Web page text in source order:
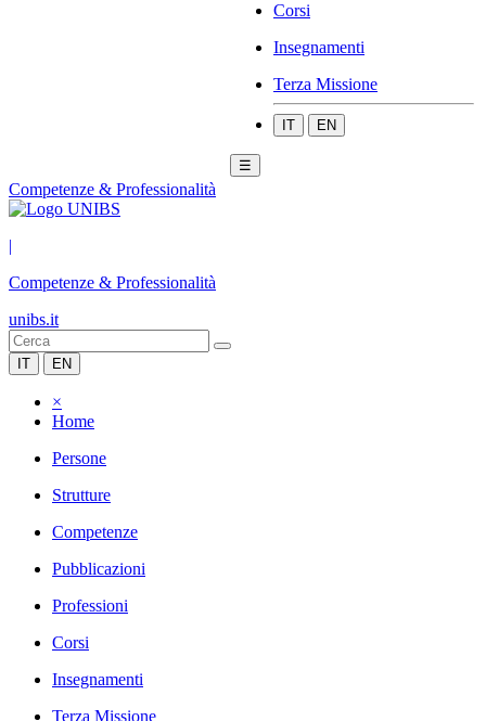
Corsi
Insegnamenti
Terza Missione
IT EN
☰
Competenze & Professionalità
|
Competenze & Professionalità
unibs.it
IT EN
×
Home
Persone
Strutture
Competenze
Pubblicazioni
Professioni
Corsi
Insegnamenti
Terza Missione